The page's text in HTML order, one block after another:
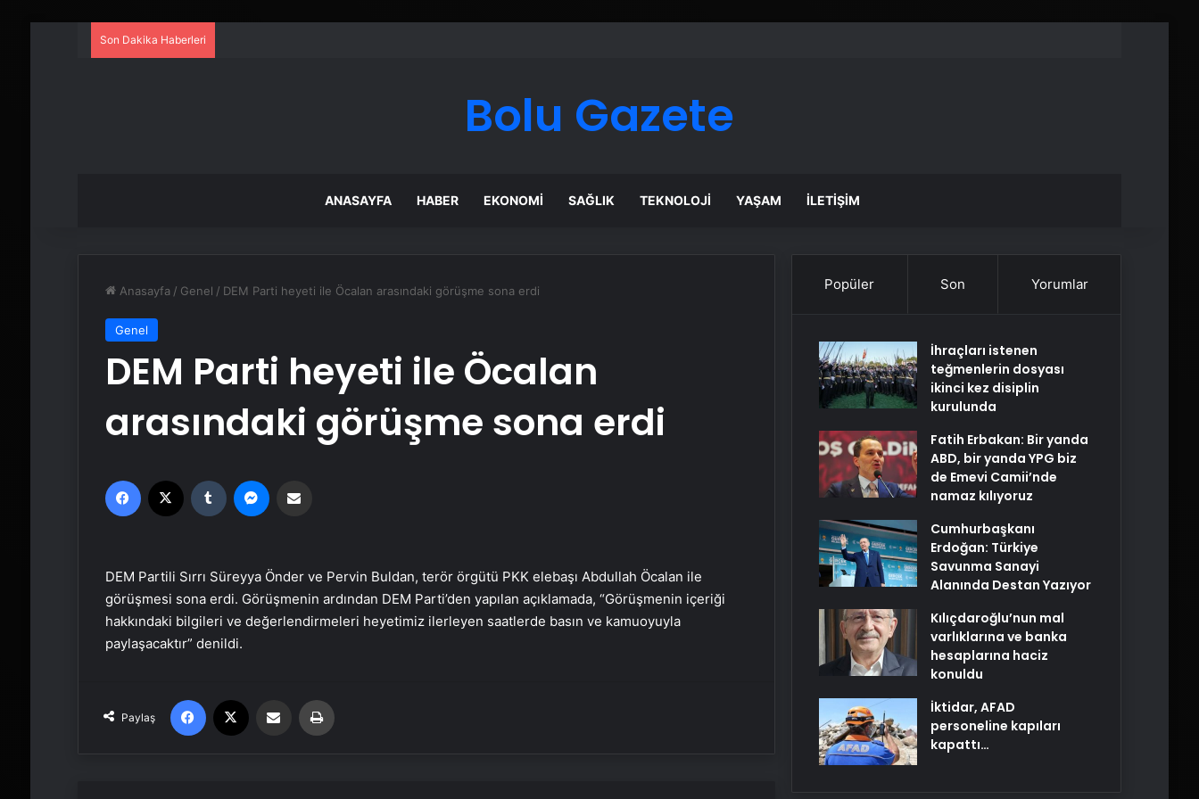
Son Dakika Haberleri
Bolu Gazete
ANASAYFA HABER EKONOMI SAĞLIK TEKNOLOJI YAŞAM İLETIŞIM
Anasayfa / Genel / DEM Parti heyeti ile Öcalan arasındaki görüşme sona erdi
Genel
DEM Parti heyeti ile Öcalan
arasındaki görüşme sona erdi
Facebook Tumblr
DEM Partili Sırrı Süreyya Önder ve Pervin Buldan, terör örgütü PKK elebaşı Abdullah Öcalan ile
görüşmesi sona erdi. Görüşmenin ardından DEM Parti’den yapılan açıklamada, “Görüşmenin içeriği
hakkındaki bilgileri ve değerlendirmeleri heyetimiz ilerleyen saatlerde basın ve kamuoyuyla
paylaşacaktır” denildi.
Paylaş
Facebook Email'den paylaş
Serjoy : Dijital Medya Ajansı, Google
Reklam Ajansı, SEO Ajansı ve Web
Tasarım Ajansı
Popüler Son Yorumlar
İhraçları istenen
teğmenlerin dosyası
ikinci kez disiplin
kurulunda
Fatih Erbakan: Bir yanda
ABD, bir yanda YPG biz
de Emevi Camii’nde
namaz kılıyoruz
Cumhurbaşkanı
Erdoğan: Türkiye
Savunma Sanayi
Alanında Destan Yazıyor
Kılıçdaroğlu’nun mal
varlıklarına ve banka
hesaplarına haciz
konuldu
İktidar, AFAD
personeline kapıları
kapattı…